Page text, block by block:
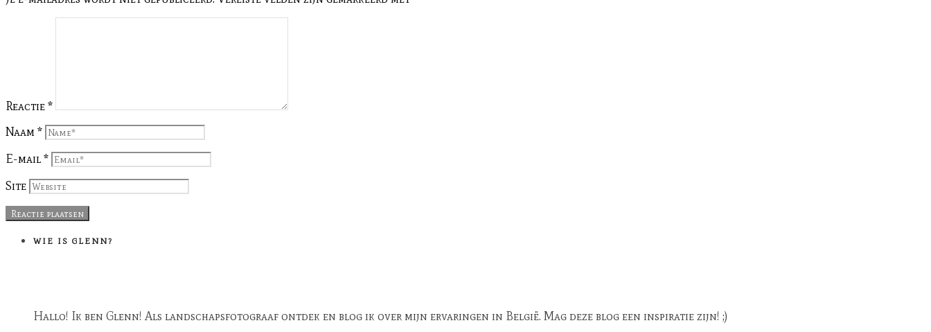
Reactie *
Naam *
E-mail *
Site
WIE IS GLENN?
Hallo! Ik ben Glenn! Als landschapsfotograaf ontdek en blog ik over mijn ervaringen in België. Mag deze blog een inspiratie zijn! ;)